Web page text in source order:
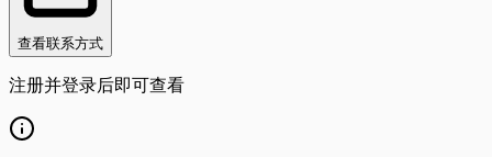
查看联系方式
注册并登录后即可查看